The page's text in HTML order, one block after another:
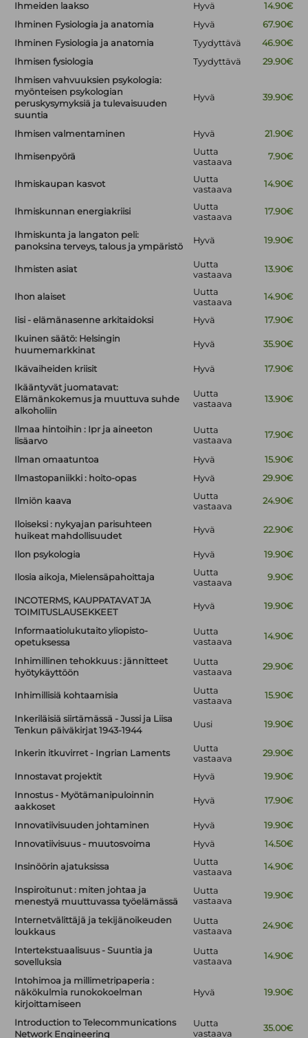
Ihmeiden laakso Hyvä
14.90€
Ihminen Fysiologia ja anatomia
Hyvä
67.90€
Ihminen Fysiologia ja anatomia
Tyydyttävä
46.90€
Ihmisen fysiologia
Tyydyttävä
29.90€
Ihmisen vahvuuksien psykologia:
myönteisen psykologian
peruskysymyksiä ja tulevaisuuden
suuntia
Hyvä 39.90€
Ihmisen valmentaminen Hyvä 21.90€
Ihmisenpyörä
Uutta
vastaava
7.90€
Ihmiskaupan kasvot
Uutta
vastaava
14.90€
Ihmiskunnan energiakriisi
Uutta
vastaava
17.90€
Ihmiskunta ja langaton peli:
panoksina terveys, talous ja ympäristö
Hyvä 19.90€
Ihmisten asiat
Uutta
vastaava
13.90€
Ihon alaiset
Uutta
vastaava
14.90€
Iisi - elämänasenne arkitaidoksi Hyvä
17.90€
Ikuinen säätö: Helsingin
huumemarkkinat
Hyvä 35.90€
Ikävaiheiden kriisit Hyvä
17.90€
Ikääntyvät juomatavat:
Elämänkokemus ja muuttuva suhde
alkoholiin
Uutta
vastaava
13.90€
Ilmaa hintoihin : Ipr ja aineeton
lisäarvo
Uutta
vastaava
17.90€
Ilman omaatuntoa Hyvä
15.90€
Ilmastopaniikki : hoito-opas
Hyvä 29.90€
Ilmiön kaava
Uutta
vastaava
24.90€
Iloiseksi : nykyajan parisuhteen
huikeat mahdollisuudet
Hyvä 22.90€
Ilon psykologia Hyvä 19.90€
Ilosia aikoja, Mielensäpahoittaja
Uutta
vastaava
9.90€
INCOTERMS, KAUPPATAVAT JA
TOIMITUSLAUSEKKEET
Hyvä 19.90€
Informaatiolukutaito yliopisto-
opetuksessa
Uutta
vastaava
14.90€
Inhimillinen tehokkuus : jännitteet
hyötykäyttöön
Uutta
vastaava
29.90€
Inhimillisiä kohtaamisia
Uutta
vastaava
15.90€
Inkeriläisiä siirtämässä - Jussi ja Liisa
Tenkun päiväkirjat 1943-1944
Uusi 19.90€
Inkerin itkuvirret - Ingrian Laments
Uutta
vastaava
29.90€
Innostavat projektit Hyvä
19.90€
Innostus - Myötämanipuloinnin
aakkoset
Hyvä 17.90€
Innovatiivisuuden johtaminen Hyvä
19.90€
Innovatiivisuus - muutosvoima
Hyvä 14.50€
Insinöörin ajatuksissa
Uutta
vastaava
14.90€
Inspiroitunut : miten johtaa ja
menestyä muuttuvassa työelämässä
Uutta
vastaava
19.90€
Internetvälittäjä ja tekijänoikeuden
loukkaus
Uutta
vastaava
24.90€
Intertekstuaalisuus - Suuntia ja
sovelluksia
Uutta
vastaava
14.90€
Intohimoa ja millimetripaperia :
näkökulmia runokokoelman
kirjoittamiseen
Hyvä 19.90€
Introduction to Telecommunications
Network Engineering
Uutta
vastaava
35.00€